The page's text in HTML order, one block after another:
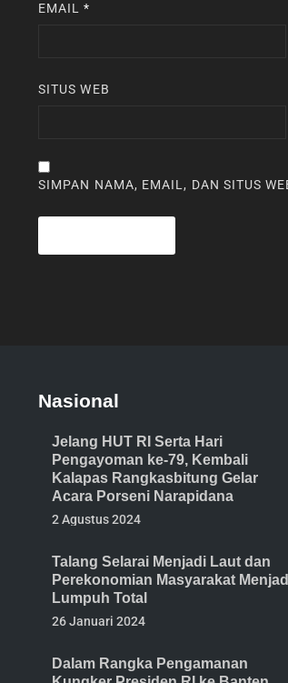
EMAIL*
SITUS WEB
SIMPAN NAMA, EMAIL, DAN SITUS
Nasional
Jelang HUT RI Serta Hari
Pengayoman ke-79, Kembali
Kalapas Rangkasbitung Gelar
Acara Porseni Narapidana
2 Agustus 2024
Talang Selarai Menjadi Laut dan
Perekonomian Masyarakat
Lumpuh Total
26 Januari 2024
Dalam Rangka Pengamanan